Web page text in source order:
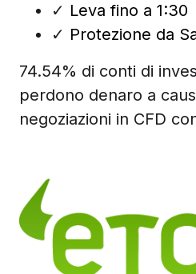
✓ Leva fino a 1:30
✓ Protezione da
74.54% di conti di
perdono denaro a
negoziazioni in CFD